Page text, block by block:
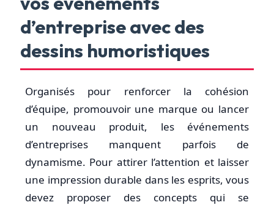
d’entreprise avec des
dessins humoristiques
Organisés pour renforcer la cohésion
d’équipe, promouvoir une marque ou lancer
un nouveau produit, les événements
d’entreprises manquent parfois de
dynamisme. Pour attirer l’attention et laisser
une impression durable dans les esprits, vous
devez proposer des concepts qui se